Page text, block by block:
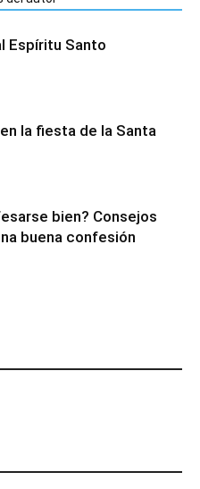
Espíritu Santo
la fiesta de la Santa
bien? Consejos
buena confesión